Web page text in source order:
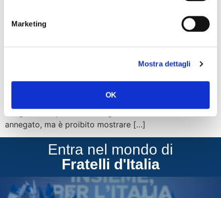
Marketing
Mostra dettagli
OK
Pen, “colpevole” di aver pubblicato sui social le
Presidente del Consiglio come Renzi di proiettare in un
annegato, ma è proibito mostrare […]
Entra nel mondo di
Fratelli d'Italia